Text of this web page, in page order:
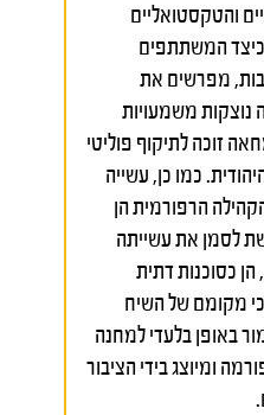
והטקסטואליים
כיצד המשתתפים
מפרשים את
משמעויות
זוכה לתיקוף פוליטי
כמו כן, עשייה
הרפורמית הן
לסמן את עשייתה
כסוכנות דתית
מקומם של השיח
באופן בלעדי למחנה
ומיוצג בידי הציבור